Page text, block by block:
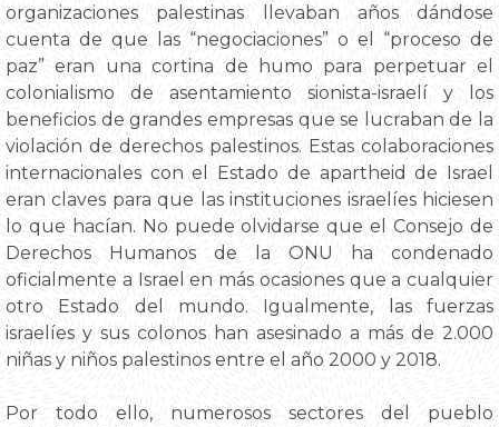
organizaciones palestinas llevaban años dándose
cuenta de que las “negociaciones” o el “proceso de
paz” eran una cortina de humo para perpetuar el
colonialismo de asentamiento sionista-israelí y los
beneficios de grandes empresas que se lucraban de la
violación de derechos palestinos. Estas colaboraciones
internacionales con el Estado de apartheid de Israel
eran claves para que las instituciones israelíes hiciesen
lo que hacían. No puede olvidarse que el Consejo de
Derechos Humanos de la ONU ha condenado
oficialmente a Israel en más ocasiones que a cualquier
otro Estado del mundo. Igualmente, las fuerzas
israelíes y sus colonos han asesinado a más de 2.000
niñas y niños palestinos entre el año 2000 y 2018.
Por todo ello, numerosos sectores del pueblo